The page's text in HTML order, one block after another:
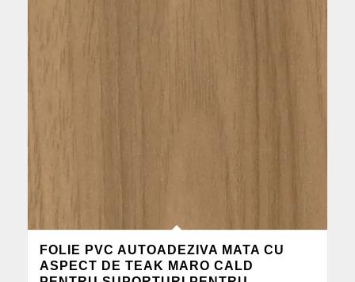
FOLIE PVC AUTOADEZIVA MATA CU
ASPECT DE TEAK MARO CALD